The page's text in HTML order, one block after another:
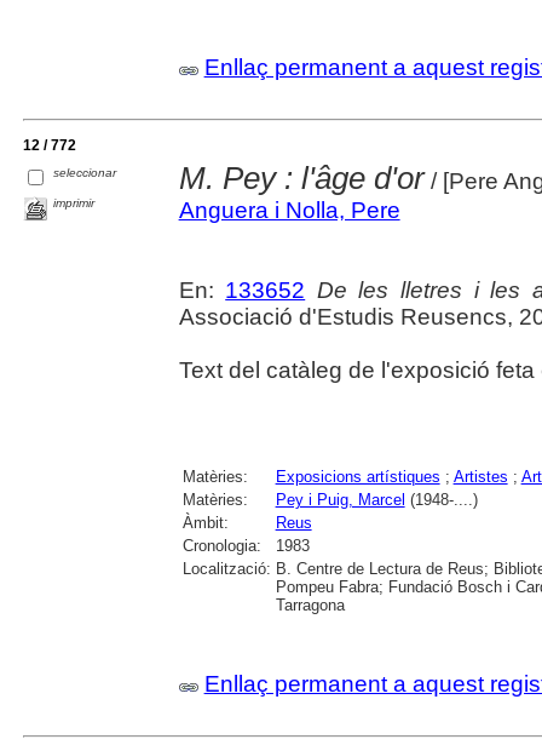
Enllaç permanent a aquest
12 / 772
seleccionar
imprimir
M. Pey : l'âge d'or/ [Pere
Anguera i Nolla, Pere
En: 133652 De les lletres i les
Associació d'Estudis Reusencs,
Text del catàleg de l'exposició
Matèries: Exposicions artístiques ; Artistes ;
Matèries:
Pey i Puig, Marcel (1948-....)
Àmbit:
Reus
Cronologia:
1983
Localització: B. Centre de Lectura de Reus;
Pompeu Fabra; Fundació Bosch i
Tarragona
Enllaç permanent a aquest